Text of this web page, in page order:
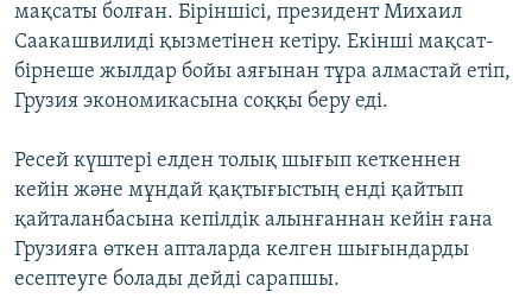
мақсаты болған. Біріншісі, президент Михаил
Саакашвилиді қызметінен кетіру. Екінші мақсат-
бірнеше жылдар бойы аяғынан тұра алмастай етіп,
Грузия экономикасына соққы беру еді.
Ресей күштері елден толық шығып кеткеннен
кейін және мұндай қақтығыстың енді қайтып
қайталанбасына кепілдік алынғаннан кейін ғана
Грузияға өткен апталарда келген шығындарды
есептеуге болады дейді сарапшы.